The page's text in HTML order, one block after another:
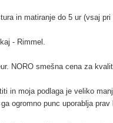
in matiranje do 5 ur (vsaj
- Rimmel .
NORO smešna cena za
in moja podlaga je veliko
ogromno punc uporablja prav